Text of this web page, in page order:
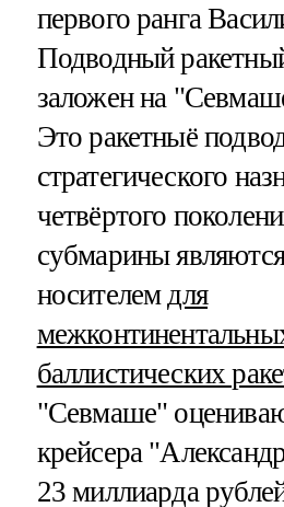
первого ранга
Подводный
заложен на
Это ракетныё
стратегического
четвёртого
субмарины
носителем для
баллистических
"Севмаше"
крейсера
23 миллиарда